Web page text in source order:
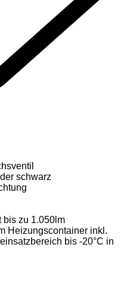
schwarz
bis zu 1.050lm
Heizungscontainer inkl.
bis -20°C in